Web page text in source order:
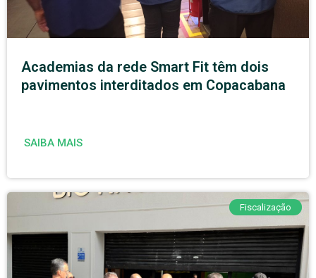
Academias da rede Smart Fit têm dois
pavimentos interditados em Copacabana
SAIBA MAIS
Fiscalização